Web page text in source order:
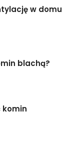
w domu
blachą?
komin